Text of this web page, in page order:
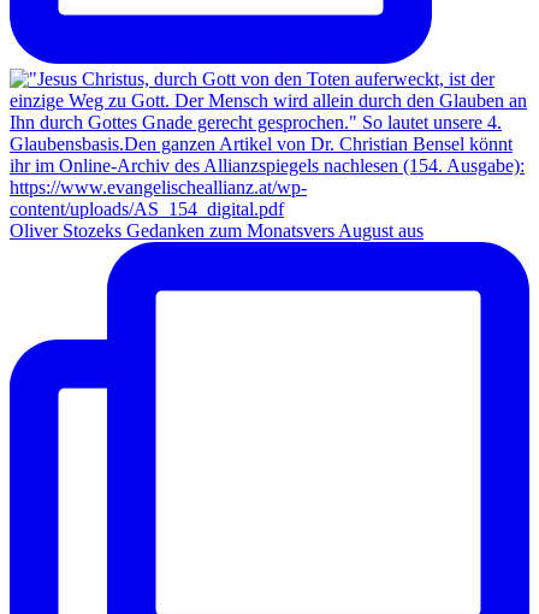
Oliver Stozeks Gedanken zum Monatsvers August aus